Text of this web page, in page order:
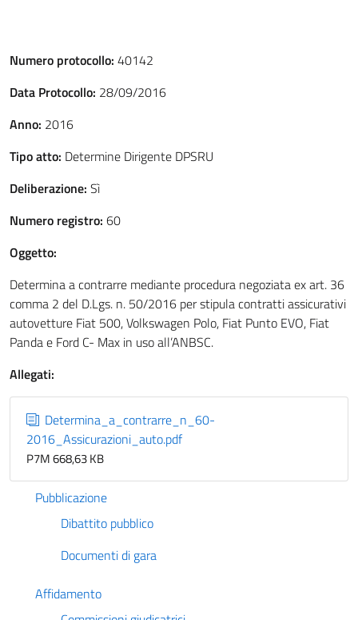
Numero protocollo: 40142
Data Protocollo: 28/09/2016
Anno: 2016
Tipo atto: Determine Dirigente DPSRU
Deliberazione: Sì
Numero registro: 60
Oggetto:
Determina a contrarre mediante procedura negoziata ex art. 36
comma 2 del D.Lgs. n. 50/2016 per stipula contratti assicurativi
autovetture Fiat 500, Volkswagen Polo, Fiat Punto EVO, Fiat
Panda e Ford C- Max in uso all’ANBSC.
Allegati:
Determina_a_contrarre_n_60-
2016_Assicurazioni_auto.pdf
P7M 668,63 KB
Pubblicazione
Dibattito pubblico
Documenti di gara
Affidamento